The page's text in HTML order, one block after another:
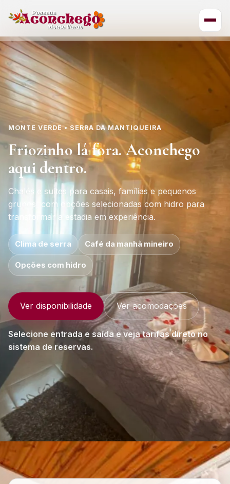
MONTE VERDE • SERRA DA MANTIQUEIRA
Friozinho lá fora. Aconchego
aqui dentro.
Chalés e suítes para casais, famílias e pequenos
grupos, com opções selecionadas com hidro para
transformar a estadia em experiência.
Clima de serra Café da manhã mineiro
Opções com hidro
Ver disponibilidade Ver acomodações
Selecione entrada e saída e veja tarifas direto no
sistema de reservas.